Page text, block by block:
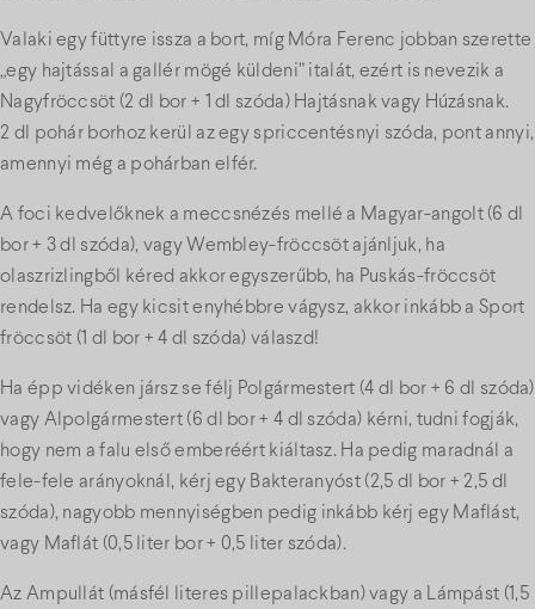
Valaki egy füttyre issza a bort, míg Móra Ferenc jobban szerette
„egy hajtással a gallér mögé küldeni” italát, ezért is nevezik a
Nagyfröccsöt (2 dl bor + 1 dl szóda) Hajtásnak vagy Húzásnak.
2 dl pohár borhoz kerül az egy spriccentésnyi szóda, pont annyi,
amennyi még a pohárban elfér.
A foci kedvelőknek a meccsnézés mellé a Magyar-angolt (6 dl
bor + 3 dl szóda), vagy Wembley-fröccsöt ajánljuk, ha
olaszrizlingből kéred akkor egyszerűbb, ha Puskás-fröccsöt
rendelsz. Ha egy kicsit enyhébbre vágysz, akkor inkább a Sport
fröccsöt (1 dl bor + 4 dl szóda) válaszd!
Ha épp vidéken jársz se félj Polgármestert (4 dl bor + 6 dl szóda)
vagy Alpolgármestert (6 dl bor + 4 dl szóda) kérni, tudni fogják,
hogy nem a falu első emberéért kiáltasz. Ha pedig maradnál a
fele-fele arányoknál, kérj egy Bakteranyóst (2,5 dl bor + 2,5 dl
szóda), nagyobb mennyiségben pedig inkább kérj egy Maflást,
vagy Maflát (0,5 liter bor + 0,5 liter szóda).
Az Ampullát (másfél literes pillepalackban) vagy a Lámpást (1,5